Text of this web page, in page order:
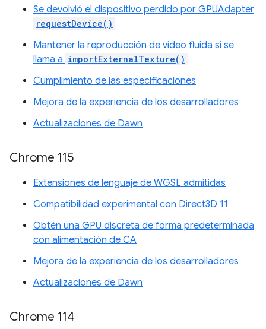
Se devolvió el dispositivo perdido por GPUAdapter
requestDevice()
Mantener la reproducción de video fluida si se
llama a importExternalTexture()
Cumplimiento de las especificaciones
Mejora de la experiencia de los desarrolladores
Actualizaciones de Dawn
Chrome 115
Extensiones de lenguaje de WGSL admitidas
Compatibilidad experimental con Direct3D 11
Obtén una GPU discreta de forma predeterminada
con alimentación de CA
Mejora de la experiencia de los desarrolladores
Actualizaciones de Dawn
Chrome 114